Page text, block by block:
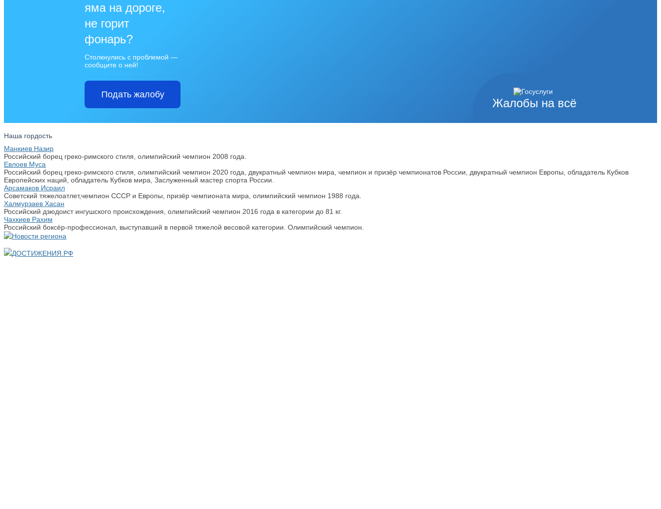
Жалобы на всё
яма на дороге,
не горит
фонарь?
Столкнулись с проблемой —
сообщите о ней!
Подать жалобу
Наша гордость
Манкиев Назир
Российский борец греко-римского стиля, олимпийский чемпион 2008 года.
Евлоев Муса
Российский борец греко-римского стиля, олимпийский чемпион 2020 года, двукратный чемпион мира, чемпион и призёр чемпионатов России, двукратный чемпион Европы, обладатель Кубков
Европейских наций, обладатель Кубков мира, Заслуженный мастер спорта России.
Арсамаков Исраил
Советский тяжелоатлет,чемпион СССР и Европы, призёр чемпионата мира, олимпийский чемпион 1988 года.
Халмурзаев Хасан
Российский дзюдоист ингушского происхождения, олимпийский чемпион 2016 года в категории до 81 кг.
Чахкиев Рахим
Российский боксёр-профессионал, выступавший в первой тяжелой весовой категории. Олимпийский чемпион.
ДОСТИЖЕНИЯ.РФ